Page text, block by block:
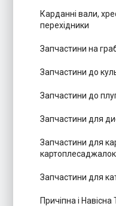
Карданні вали,
перехідники
Запчастини на
Запчастини до
Запчастини до
Запчастини для
Запчастини для
картоплесаджалок
Запчастини для
Причіпна і Навісна